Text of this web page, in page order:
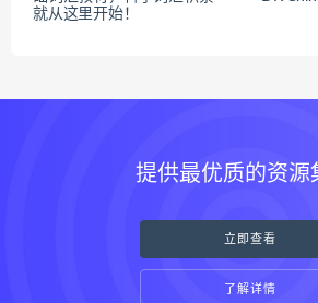
就从这里开始！
提供最优质的资源
立即查看
了解详情